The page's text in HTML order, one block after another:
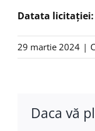
Datata licitației:
29 martie 2024 |
Daca vă